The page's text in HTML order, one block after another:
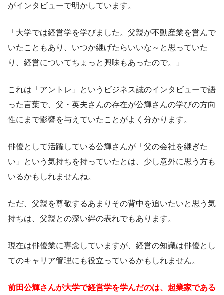
がインタビューで明かしています。
「大学では経営学を学びました。父親が不動産業を営んで
いたこともあり、いつか継げたらいいな～と思っていた
り、経営についてちょっと興味もあったので。」
これは「アントレ」というビジネス誌のインタビューで語
った言葉で、父・英夫さんの存在が公輝さんの学びの方向
性にまで影響を与えていたことがよく分かります。
俳優として活躍している公輝さんが「父の会社を継ぎた
い」という気持ちを持っていたとは、少し意外に思う方も
いるかもしれませんね。
ただ、父親を尊敬するあまりその背中を追いたいと思う気
持ちは、父親との深い絆の表れでもあります。
現在は俳優業に専念していますが、経営の知識は俳優とし
てのキャリア管理にも役立っているかもしれません。
前田公輝さんが大学で経営学を学んだのは、起業家である